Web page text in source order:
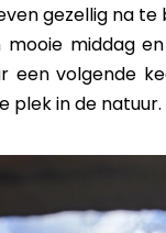
gezellig na te
mooie middag
een volgende
plek in de natuur.